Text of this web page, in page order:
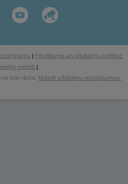
| Privātuma un sīkdatņu politika
vietnē |
nav dota. Mainīt sīkdatņu iestatījumus.